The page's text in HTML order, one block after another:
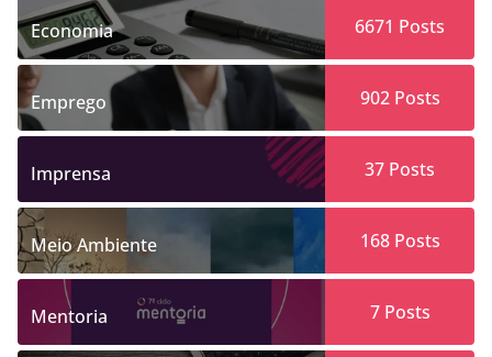
Economia 6671 Posts
Emprego 902Posts
Imprensa 37 Posts
Meio Ambiente 168Posts
Mentoria 7Posts